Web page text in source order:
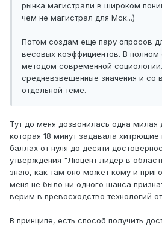
рынка магистрали в широком
чем не магистрал для Мск...)
Потом создам еще пару опросов
весовых коэффициентов. В полном
методом современной
средневзвешенные значения и со
отдельной теме.
Тут до меня дозвонилась одна
которая 18 минут задавала
баллах от нуля до десяти
утверждения "Люцент лидер в
знаю, как там оно может кому и
меня не было ни одного шанса
верим в превосходство технологий
В принципе, есть способ получить